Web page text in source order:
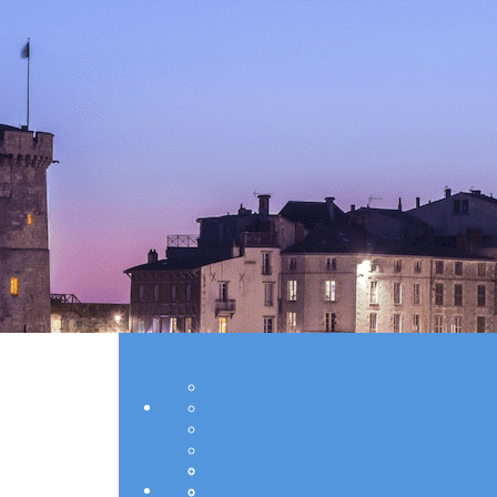
Menu
Ajoutez un logo, un bouton, des réseaux
Cliquez pour éditer